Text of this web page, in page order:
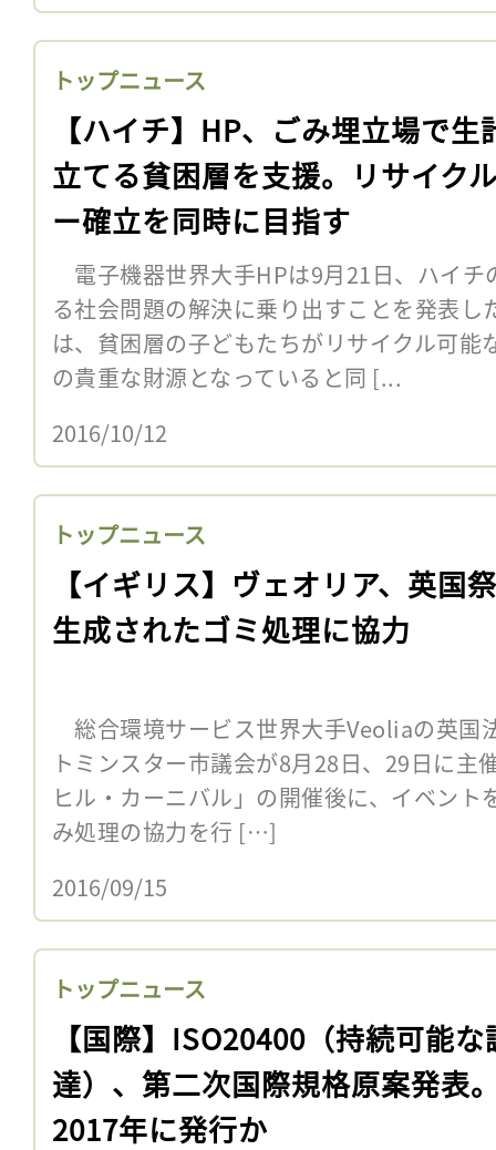
トップニュース
【ハイチ】HP、ごみ埋立場で生
立てる貧困層を支援。リサイク
ー確立を同時に目指す
電子機器世界大手HPは9月21日、ハイチ
る社会問題の解決に乗り出すことを発表
は、貧困層の子どもたちがリサイクル可能
の貴重な財源となっていると同 [...
2016/10/12
トップニュース
【イギリス】ヴェオリア、英国
生成されたゴミ処理に協力
総合環境サービス世界大手Veoliaの英国
トミンスター市議会が8月28日、29日に主
ヒル・カーニバル」の開催後に、イベン
み処理の協力を行 […]
2016/09/15
トップニュース
【国際】ISO20400（持続可能な
達）、第二次国際規格原案発表
2017年に発行か